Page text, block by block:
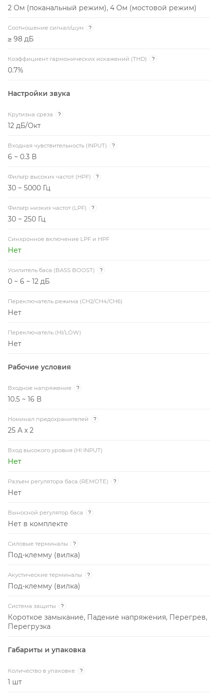
2 Ом (поканальный режим), 4 Ом (мостовой режим)
Соотношение сигнал/шум ?
≥ 98 дБ
Коэффициент гармонических искажений (THD) ?
0.7%
Настройки звука
Крутизна среза ?
12 дБ/Окт
Входная чувствительность (INPUT) ?
6 ~ 0.3 В
Фильтр высоких частот (HPF) ?
30 ~ 5000 Гц
Фильтр низких частот (LPF) ?
30 ~ 250 Гц
Синхронное включение LPF и HPF
Нет
Усилитель баса (BASS BOOST) ?
0 ~ 6 ~ 12 дБ
Переключатель режима (CH2/CH4/CH6)
Нет
Переключатель (HI/LOW)
Нет
Рабочие условия
Входное напряжение ?
10.5 ~ 16 В
Номинал предохранителей ?
25 A x 2
Вход высокого уровня (HI INPUT)
Нет
Разъем регулятора баса (REMOTE) ?
Нет
Выносной регулятор баса ?
Нет в комплекте
Силовые терминалы ?
Под-клемму (вилка)
Акустические терминалы ?
Под-клемму (вилка)
Система защиты ?
Короткое замыкание, Падение напряжения, Перегрев,
Перегрузка
Габариты и упаковка
Количество в упаковке ?
1 шт